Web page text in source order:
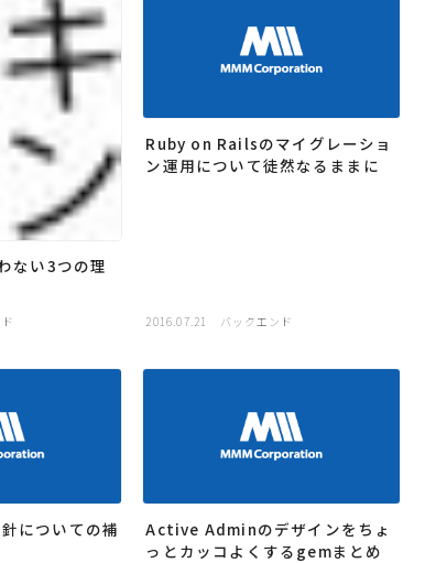
ない3つの理
Ruby on Railsのマイグレーショ
ン運用について徒然なるままに
2016.07.21 バックエンド
についての補
Active Adminのデザインをちょ
っとカッコよくするgemまとめ